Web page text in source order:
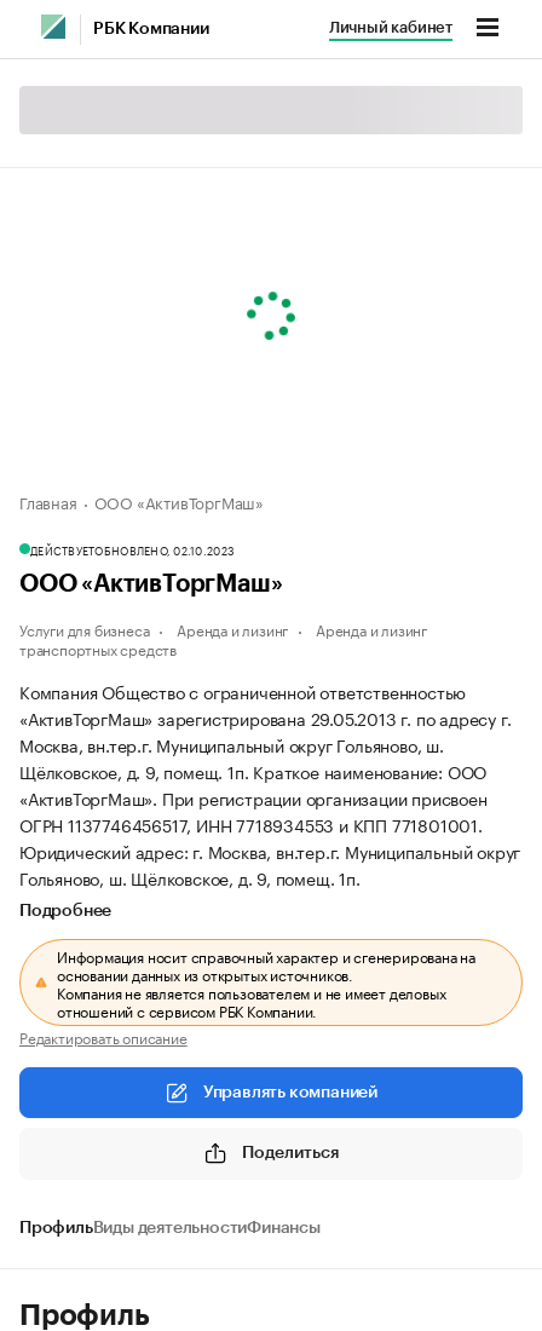
РБК Компании Личный кабинет
Главная ООО «АктивТоргМаш»
ДЕЙСТВУЕТОБНОВЛЕНО, 02.10.2023
ООО «АктивТоргМаш»
Услуги для бизнеса Аренда и лизинг
Аренда и лизинг
транспортных средств
Компания Общество с ограниченной ответственностью
«АктивТоргМаш» зарегистрирована 29.05.2013 г. по адресу г.
Москва, вн.тер.г. Муниципальный округ Гольяново, ш.
Щёлковское, д. 9, помещ. 1п. Краткое наименование: ООО
«АктивТоргМаш». При регистрации организации присвоен
ОГРН 1137746456517, ИНН 7718934553 и КПП 771801001.
Юридический адрес: г. Москва, вн.тер.г. Муниципальный округ
Гольяново, ш. Щёлковское, д. 9, помещ. 1п.
Подробнее
Информация носит справочный характер и сгенерирована на
основании данных из открытых источников.
Компания не является пользователем и не имеет деловых
отношений с сервисом РБК Компании.
Редактировать описание
Управлять компанией
Поделиться
ПрофильВиды деятельностиФинансы
Профиль